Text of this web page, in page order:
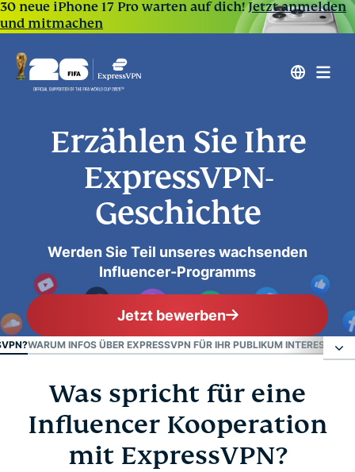
30 neue iPhone 17 Pro warten auf dich!Jetzt anmelden
und mitmachen
Erzählen Sie Ihre
ExpressVPN-
Geschichte
Werden Sie Teil unseres wachsenden
Influencer-Programms
Jetzt bewerben
WARUM INFOS ÜBER EXPRESSVPN FÜR IHR PUBLIKUM INTERESSANT
Was spricht für eine Influencer Kooperation mit
ExpressVPN?
Warum Infos über ExpressVPN für Ihr Publikum
Was spricht für eine
Influencer Kooperation
mit ExpressVPN?